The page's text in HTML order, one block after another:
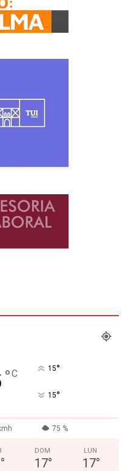
°C 15°
15°
75 %
°
DOM
17°
LUN
17°